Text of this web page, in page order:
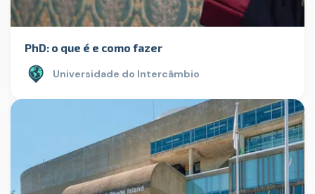
PhD: o que é e como fazer
Universidade do Intercâmbio